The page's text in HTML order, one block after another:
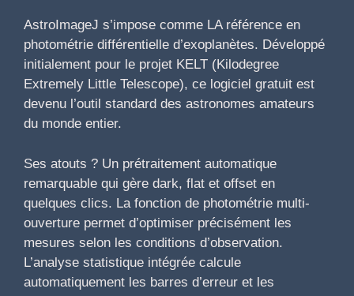
AstroImageJ s’impose comme LA référence en
photométrie différentielle d’exoplanètes. Développé
initialement pour le projet KELT (Kilodegree
Extremely Little Telescope), ce logiciel gratuit est
devenu l’outil standard des astronomes amateurs
du monde entier.
Ses atouts ? Un prétraitement automatique
remarquable qui gère dark, flat et offset en
quelques clics. La fonction de photométrie multi-
ouverture permet d’optimiser précisément les
mesures selon les conditions d’observation.
L’analyse statistique intégrée calcule
automatiquement les barres d’erreur et les